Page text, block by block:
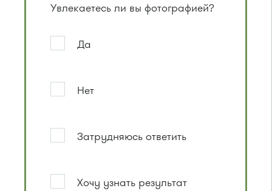
Увлекаетесь ли вы фотографией?
Да
Нет
Затрудняюсь ответить
Хочу узнать результат